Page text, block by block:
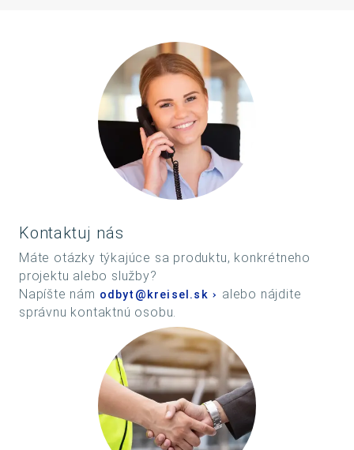
Kontaktuj nás
Máte otázky týkajúce sa produktu, konkrétneho
projektu alebo služby?
Napíšte nám odbyt@kreisel.sk
alebo nájdite
správnu kontaktnú osobu.